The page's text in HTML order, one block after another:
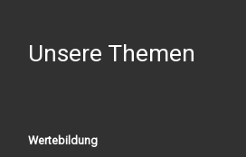
Unsere Themen
Wertebildung